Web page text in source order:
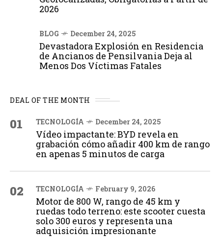
2026
BLOG December 24, 2025
Devastadora Explosión en Residencia
de Ancianos de Pensilvania Deja al
Menos Dos Víctimas Fatales
DEAL OF THE MONTH
01 TECNOLOGÍA December 24, 2025
Vídeo impactante: BYD revela en
grabación cómo añadir 400 km de rango
en apenas 5 minutos de carga
02 TECNOLOGÍA February 9, 2026
Motor de 800 W, rango de 45 km y
ruedas todo terreno: este scooter cuesta
solo 300 euros y representa una
adquisición impresionante